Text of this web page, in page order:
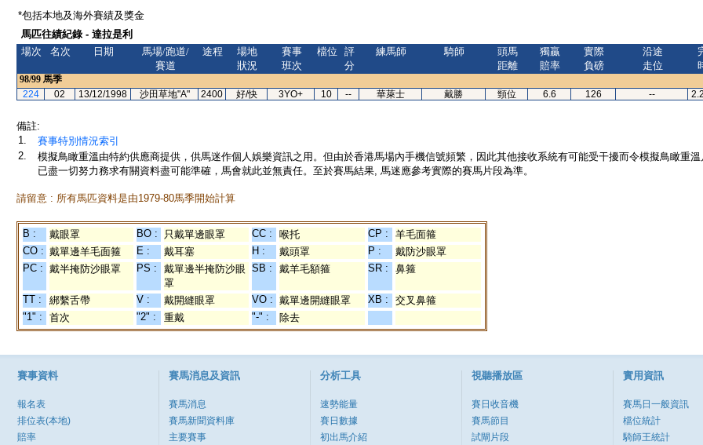
*包括本地及海外賽績及獎金
馬匹往績紀錄 - 達拉是利
場次
名次 日期
馬場/跑道/
賽道
途程
場地
狀況
賽事
班次
檔位
評
分
練馬師 騎師
頭馬
距離
獨贏
賠率
實際
負磅
沿途
走位
98/99 馬季
224
02 13/12/1998 沙田草地"A" 2400 好/快 3YO+ 10 -- 華萊士 戴勝 頸位 6.6 126 --
備註:
1.
賽事特別情況索引
2.
模擬鳥瞰重溫由特約供應商提供，供馬迷作個人娛樂資訊之用。但由於香港馬場內手機信號頻繁，因此其他接收系統有可能受干擾而令模擬鳥瞰重
已盡一切努力務求有關資料盡可能準確，馬會就此並無責任。至於賽馬結果, 馬迷應參考實際的賽馬片段為準。
請留意 : 所有馬匹資料是由1979-80馬季開始計算
B : 戴眼罩 BO : 只戴單邊眼罩 CC : 喉托 CP :
羊毛面箍
CO : 戴單邊羊毛面箍 E : 戴耳塞 H : 戴頭罩 P :
戴防沙眼罩
PC : 戴半掩防沙眼罩 PS :
戴單邊半掩防沙眼
罩
SB : 戴羊毛額箍 SR : 鼻箍
TT : 綁繫舌帶 V : 戴開縫眼罩 VO : 戴單邊開縫眼罩 XB :
交叉鼻箍
"1" :
首次 "2" : 重戴 "-" : 除去
賽事資料
報名表
排位表(本地)
賠率
賽馬消息及資訊
賽馬消息
賽馬新聞資料庫
主要賽事
分析工具
速勢能量
賽日數據
初出馬介紹
視聽播放區
賽日收音機
賽馬節目
試閘片段
實用資訊
賽馬日一般資訊
檔位統計
騎師王統計